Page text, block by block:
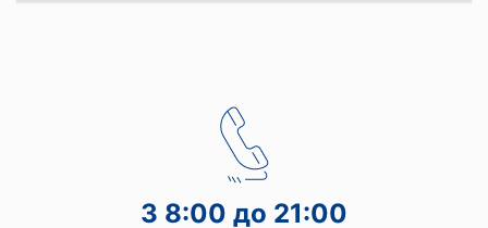
З 8:00 до 21:00